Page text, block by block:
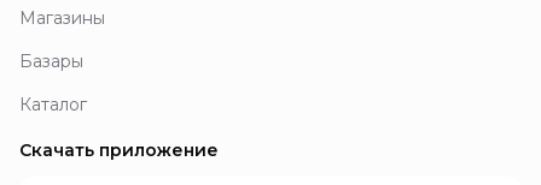
Магазины
Базары
Каталог
Скачать приложение